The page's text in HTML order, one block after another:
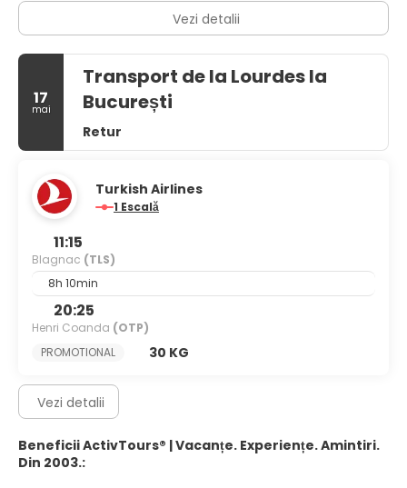
Vezi detalii
17
mai
Transport de la Lourdes la
București
Retur
Turkish Airlines
1 Escală
11:15
Blagnac (TLS)
8h 10min
20:25
Henri Coanda (OTP)
PROMOTIONAL
30 KG
Vezi detalii
Beneficii ActivTours® | Vacanțe. Experiențe. Amintiri.
Din 2003.: